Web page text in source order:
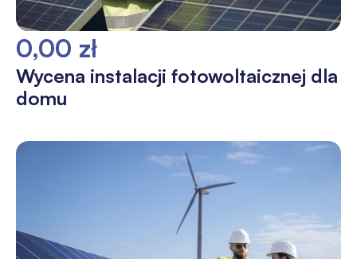
0,00 zł
Wycena instalacji fotowoltaicznej dla
domu